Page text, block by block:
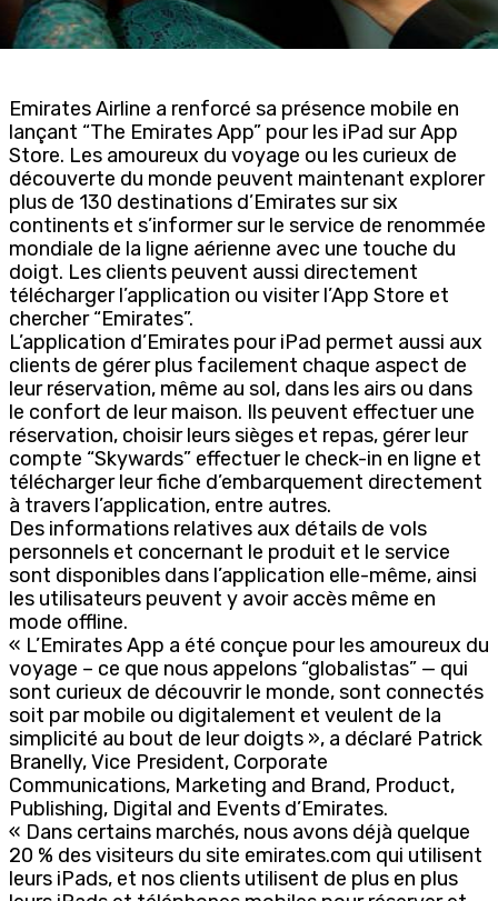
Emirates Airline a renforcé sa présence mobile en
lançant “The Emirates App” pour les iPad sur App
Store. Les amoureux du voyage ou les curieux de
découverte du monde peuvent maintenant explorer
plus de 130 destinations d’Emirates sur six
continents et s’informer sur le service de renommée
mondiale de la ligne aérienne avec une touche du
doigt. Les clients peuvent aussi directement
télécharger l’application ou visiter l’App Store et
chercher “Emirates”.
L’application d’Emirates pour iPad permet aussi aux
clients de gérer plus facilement chaque aspect de
leur réservation, même au sol, dans les airs ou dans
le confort de leur maison. Ils peuvent effectuer une
réservation, choisir leurs sièges et repas, gérer leur
compte “Skywards” effectuer le check-in en ligne et
télécharger leur fiche d’embarquement directement
à travers l’application, entre autres.
Des informations relatives aux détails de vols
personnels et concernant le produit et le service
sont disponibles dans l’application elle-même, ainsi
les utilisateurs peuvent y avoir accès même en
mode offline.
« L’Emirates App a été conçue pour les amoureux du
voyage – ce que nous appelons “globalistas” — qui
sont curieux de découvrir le monde, sont connectés
soit par mobile ou digitalement et veulent de la
simplicité au bout de leur doigts », a déclaré Patrick
Branelly, Vice President, Corporate
Communications, Marketing and Brand, Product,
Publishing, Digital and Events d’Emirates.
« Dans certains marchés, nous avons déjà quelque
20 % des visiteurs du site emirates.com qui utilisent
leurs iPads, et nos clients utilisent de plus en plus